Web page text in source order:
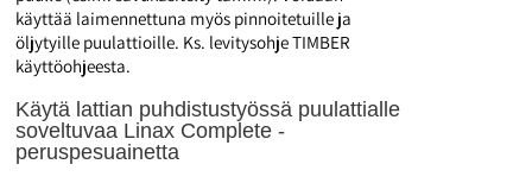
käyttää laimennettuna myös pinnoitetuille ja
öljytyille puulattioille. Ks. levitysohje TIMBER
käyttöohjeesta.
Käytä lattian puhdistustyössä puulattialle
soveltuvaa Linax Complete -
peruspesuainetta